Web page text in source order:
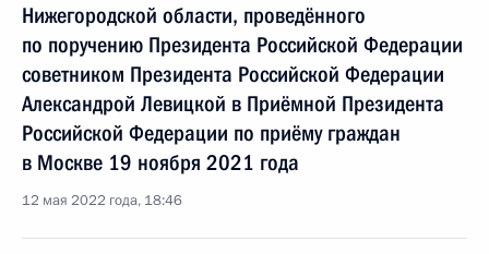
Нижегородской области, проведённого
по поручению Президента Российской Федерации
советником Президента Российской Федерации
Александрой Левицкой в Приёмной Президента
Российской Федерации по приёму граждан
в Москве 19 ноября 2021 года
12 мая 2022 года, 18:46